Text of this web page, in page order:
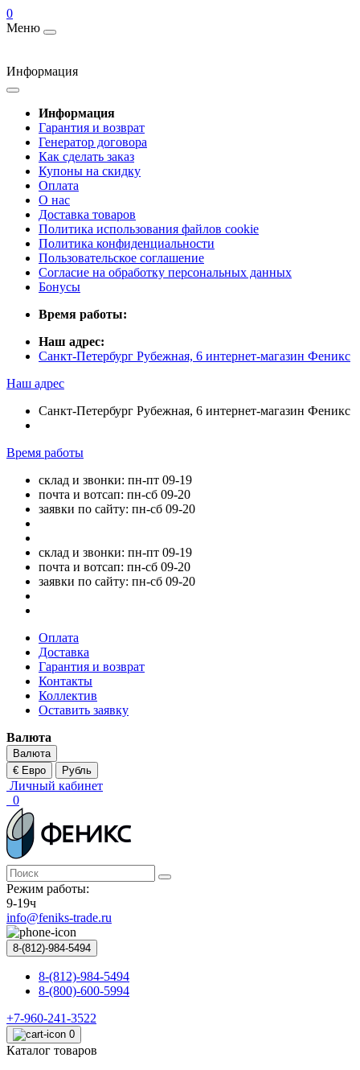
0
Меню
Информация
Информация
Гарантия и возврат
Генератор договора
Как сделать заказ
Купоны на скидку
Оплата
О нас
Доставка товаров
Политика использования файлов cookie
Политика конфиденциальности
Пользовательское соглашение
Согласие на обработку персональных данных
Бонусы
Время работы:
Наш адрес:
Санкт-Петербург Рубежная, 6 интернет-магазин Феникс
Наш адрес
Санкт-Петербург Рубежная, 6 интернет-магазин Феникс
Время работы
склад и звонки: пн-пт 09-19
почта и вотсап: пн-сб 09-20
заявки по сайту: пн-сб 09-20
склад и звонки: пн-пт 09-19
почта и вотсап: пн-сб 09-20
заявки по сайту: пн-сб 09-20
Оплата
Доставка
Гарантия и возврат
Контакты
Коллектив
Оставить заявку
Валюта
Валюта
€ Евро
Рубль
Личный кабинет
0
Режим работы:
9-19ч
info@feniks-trade.ru
8-(812)-984-5494
8-(812)-984-5494
8-(800)-600-5994
+7-960-241-3522
0
Каталог товаров